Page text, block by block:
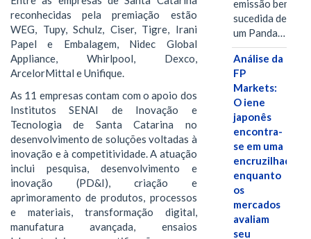
reconhecidas pela premiação estão
WEG, Tupy, Schulz, Ciser, Tigre, Irani
Papel e Embalagem, Nidec Global
Appliance, Whirlpool, Dexco,
ArcelorMittal e Unifique.
As 11 empresas contam com o apoio dos
Institutos SENAI de Inovação e
Tecnologia de Santa Catarina no
desenvolvimento de soluções voltadas à
inovação e à competitividade. A atuação
inclui pesquisa, desenvolvimento e
inovação (PD&I), criação e
aprimoramento de produtos, processos
e materiais, transformação digital,
manufatura avançada, ensaios
emissão bem-
sucedida de
um Panda…
Análise da
FP
Markets:
O iene
japonês
encontra-
se em uma
encruzilhada
enquanto
os
mercados
avaliam
seu